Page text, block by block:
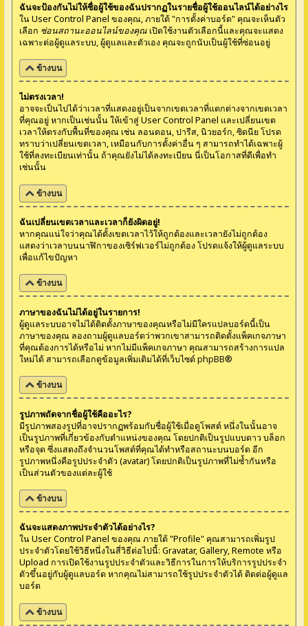
ฉันจะป้องกันไม่ให้ชื่อผู้ใช้ของฉันปรากฏในรายชื่อผู้ใช้ออนไลน์ได้อย่างไร
ใน User Control Panel ของคุณ, ภายใต้ "การตั้งค่าบอร์ด" คุณจะเห็นตัว
เลือก ซ่อนสถานะออนไลน์ของคุณ เปิดใช้งานตัวเลือกนี้และคุณจะแสดง
เฉพาะต่อผู้ดูแลระบบ, ผู้ดูแลและตัวเอง คุณจะถูกนับเป็นผู้ใช้ที่ซ่อนอยู่
ข้างบน
ไม่ตรงเวลา!
อาจจะเป็นไปได้ว่าเวลาที่แสดงอยู่เป็นจากเขตเวลาที่แตกต่างจากเขตเวลา
ที่คุณอยู่ หากเป็นเช่นนั้น ให้เข้าสู่ User Control Panel และเปลี่ยนเขต
เวลาให้ตรงกับพื้นที่ของคุณ เช่น ลอนดอน, ปารีส, นิวยอร์ก, ซิดนีย โปรด
ทราบว่าเปลี่ยนเขตเวลา, เหมือนกับการตั้งค่าอื่น ๆ สามารถทำได้เฉพาะผู้
ใช้ที่ลงทะเบียนเท่านั้น ถ้าคุณยังไม่ได้ลงทะเบียน นี่เป็นโอกาสที่ดีเพื่อทำ
เช่นนั้น
ข้างบน
ฉันเปลี่ยนเขตเวลาและเวลาก็ยังผิดอยู่!
หากคุณแน่ใจว่าคุณได้ตั้งเขตเวลาไว้ให้ถูกต้องและเวลายังไม่ถูกต้อง
แสดงว่าเวลาบนนาฬิกาของเซิร์ฟเวอร์ไม่ถูกต้อง โปรดแจ้งให้ผู้ดูแลระบบ
เพื่อแก้ไขปัญหา
ข้างบน
ภาษาของฉันไม่ได้อยู่ในรายการ!
ผู้ดูแลระบบอาจไม่ได้ติดตั้งภาษาของคุณหรือไม่มีใครแปลบอร์ดนี้เป็น
ภาษาของคุณ ลองถามผู้ดูแลบอร์ดว่าพวกเขาสามารถติดตั้งแพ็คเกจภาษา
ที่คุณต้องการได้หรือไม่ หากไม่มีแพ็คเกจภาษา คุณสามารถสร้างการแปล
ใหม่ได้ สามารถเลือกดูข้อมูลเพิ่มเติมได้ที่เว็บไซต์phpBB®
ข้างบน
รูปภาพถัดจากชื่อผู้ใช้คืออะไร?
มีรูปภาพสองรูปที่อาจปรากฏพร้อมกับชื่อผู้ใช้เมื่อดูโพสต์ หนึ่งในนั้นอาจ
เป็นรูปภาพที่เกี่ยวข้องกับตำแหน่งของคุณ โดยปกติเป็นรูปแบบดาว บล็อก
หรือจุด ซึ่งแสดงถึงจำนวนโพสต์ที่คุณได้ทำหรือสถานะบนบอร์ด อีก
รูปภาพหนึ่งคือรูปประจำตัว (avatar) โดยปกติเป็นรูปภาพที่ไม่ซ้ำกันหรือ
เป็นส่วนตัวของแต่ละผู้ใช้
ข้างบน
ฉันจะแสดงภาพประจำตัวได้อย่างไร?
ใน User Control Panel ของคุณ ภายใต้ "Profile" คุณสามารถเพิ่มรูป
ประจำตัวโดยใช้วิธีหนึ่งในสี่วิธีต่อไปนี้: Gravatar, Gallery, Remote หรือ
Upload การเปิดใช้งานรูปประจำตัวและวิธีการในการให้บริการรูปประจำ
ตัวขึ้นอยู่กับผู้ดูแลบอร์ด หากคุณไม่สามารถใช้รูปประจำตัวได้ ติดต่อผู้ดูแล
บอร์ด
ข้างบน